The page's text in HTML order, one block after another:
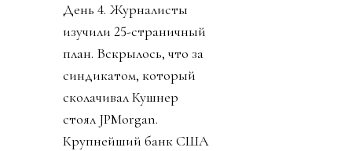
День 4. Журналисты
изучили 25-страничный
план. Вскрылось, что за
синдикатом, который
сколачивал Кушнер
стоял JPMorgan.
Крупнейший банк США